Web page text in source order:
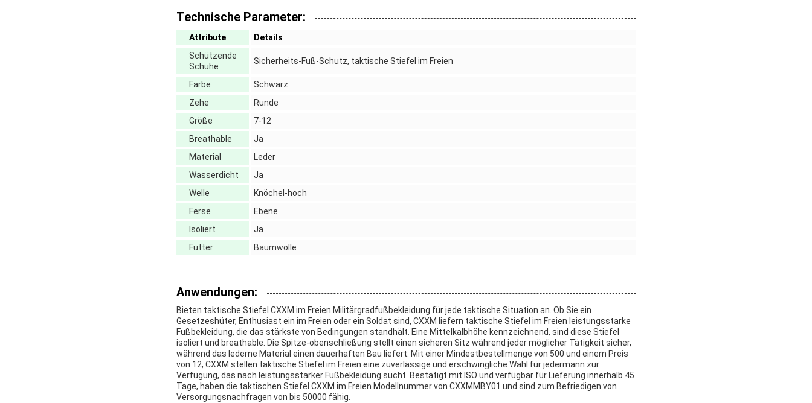
Technische Parameter:
Attribute
Details
Schützende
Schuhe
Sicherheits-Fuß-Schutz, taktische Stiefel im Freien
Farbe
Schwarz
Zehe
Runde
Größe
7-12
Breathable
Ja
Material
Leder
Wasserdicht
Ja
Welle
Knöchel-hoch
Ferse
Ebene
Isoliert
Ja
Futter
Baumwolle
Anwendungen:
Bieten taktische Stiefel CXXM im Freien Militärgradfußbekleidung für jede taktische Situation an. Ob Sie ein
Gesetzeshüter, Enthusiast ein im Freien oder ein Soldat sind, CXXM liefern taktische Stiefel im Freien leistungsstarke
Fußbekleidung, die das stärkste von Bedingungen standhält. Eine Mittelkalbhöhe kennzeichnend, sind diese Stiefel
isoliert und breathable. Die Spitze-obenschließung stellt einen sicheren Sitz während jeder möglicher Tätigkeit sicher,
während das lederne Material einen dauerhaften Bau liefert. Mit einer Mindestbestellmenge von 500 und einem Preis
von 12, CXXM stellen taktische Stiefel im Freien eine zuverlässige und erschwingliche Wahl für jedermann zur
Verfügung, das nach leistungsstarker Fußbekleidung sucht. Bestätigt mit ISO und verfügbar für Lieferung innerhalb 45
Tage, haben die taktischen Stiefel CXXM im Freien Modellnummer von CXXMMBY01 und sind zum Befriedigen von
Versorgungsnachfragen von bis 50000 fähig.